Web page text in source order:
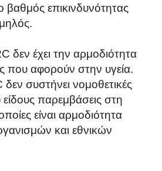
επικινδυνότητας
δεν έχει την αρμοδιότητα
που αφορούν στην υγεία.
συστήνει νομοθετικές
παρεμβάσεις στη
είναι αρμοδιότητα
και εθνικών